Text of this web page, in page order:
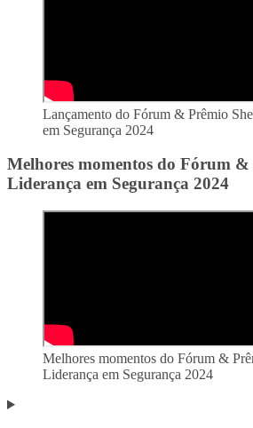
Lançamento do Fórum & Prêmio
em Segurança 2024
Melhores momentos do Fórum &
Liderança em Segurança 2024
Melhores momentos do Fórum &
Liderança em Segurança 2024